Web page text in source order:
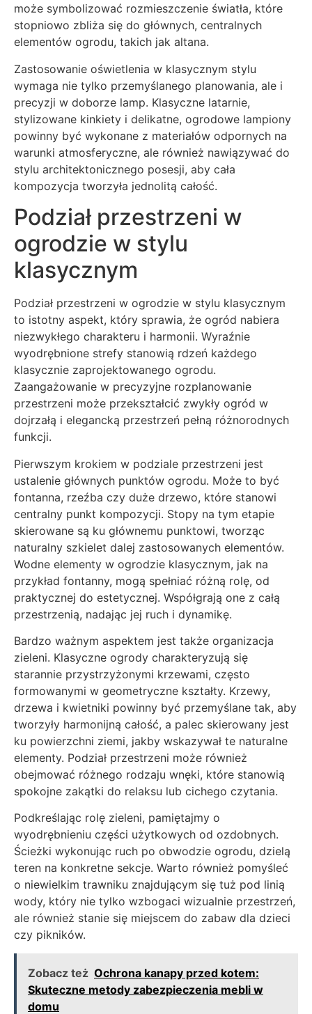
może symbolizować rozmieszczenie światła, które
stopniowo zbliża się do głównych, centralnych
elementów ogrodu, takich jak altana.
Zastosowanie oświetlenia w klasycznym stylu
wymaga nie tylko przemyślanego planowania, ale i
precyzji w doborze lamp. Klasyczne latarnie,
stylizowane kinkiety i delikatne, ogrodowe lampiony
powinny być wykonane z materiałów odpornych na
warunki atmosferyczne, ale również nawiązywać do
stylu architektonicznego posesji, aby cała
kompozycja tworzyła jednolitą całość.
Podział przestrzeni w
ogrodzie w stylu
klasycznym
Podział przestrzeni w ogrodzie w stylu klasycznym
to istotny aspekt, który sprawia, że ogród nabiera
niezwykłego charakteru i harmonii. Wyraźnie
wyodrębnione strefy stanowią rdzeń każdego
klasycznie zaprojektowanego ogrodu.
Zaangażowanie w precyzyjne rozplanowanie
przestrzeni może przekształcić zwykły ogród w
dojrzałą i elegancką przestrzeń pełną różnorodnych
funkcji.
Pierwszym krokiem w podziale przestrzeni jest
ustalenie głównych punktów ogrodu. Może to być
fontanna, rzeźba czy duże drzewo, które stanowi
centralny punkt kompozycji. Stopy na tym etapie
skierowane są ku głównemu punktowi, tworząc
naturalny szkielet dalej zastosowanych elementów.
Wodne elementy w ogrodzie klasycznym, jak na
przykład fontanny, mogą spełniać różną rolę, od
praktycznej do estetycznej. Współgrają one z całą
przestrzenią, nadając jej ruch i dynamikę.
Bardzo ważnym aspektem jest także organizacja
zieleni. Klasyczne ogrody charakteryzują się
starannie przystrzyżonymi krzewami, często
formowanymi w geometryczne kształty. Krzewy,
drzewa i kwietniki powinny być przemyślane tak, aby
tworzyły harmonijną całość, a palec skierowany jest
ku powierzchni ziemi, jakby wskazywał te naturalne
elementy. Podział przestrzeni może również
obejmować różnego rodzaju wnęki, które stanowią
spokojne zakątki do relaksu lub cichego czytania.
Podkreślając rolę zieleni, pamiętajmy o
wyodrębnieniu części użytkowych od ozdobnych.
Ścieżki wykonując ruch po obwodzie ogrodu, dzielą
teren na konkretne sekcje. Warto również pomyśleć
o niewielkim trawniku znajdującym się tuż pod linią
wody, który nie tylko wzbogaci wizualnie przestrzeń,
ale również stanie się miejscem do zabaw dla dzieci
czy pikników.
Zobacz też Ochrona kanapy przed kotem:
Skuteczne metody zabezpieczenia mebli w
domu